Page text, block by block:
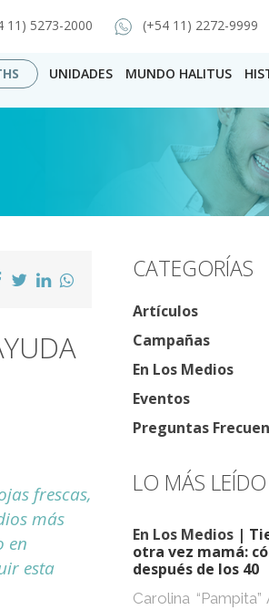
11) 5273-2000 (+54 11) 2272-9999
UNIDADES MUNDO HALITUS
frescas,
más
en
esta
CATEGORÍAS
Artículos
Campañas
En Los Medios
Eventos
Preguntas
LO MÁS LEÍDO
En Los Medios |
otra vez mamá:
después de los 40
Carolina